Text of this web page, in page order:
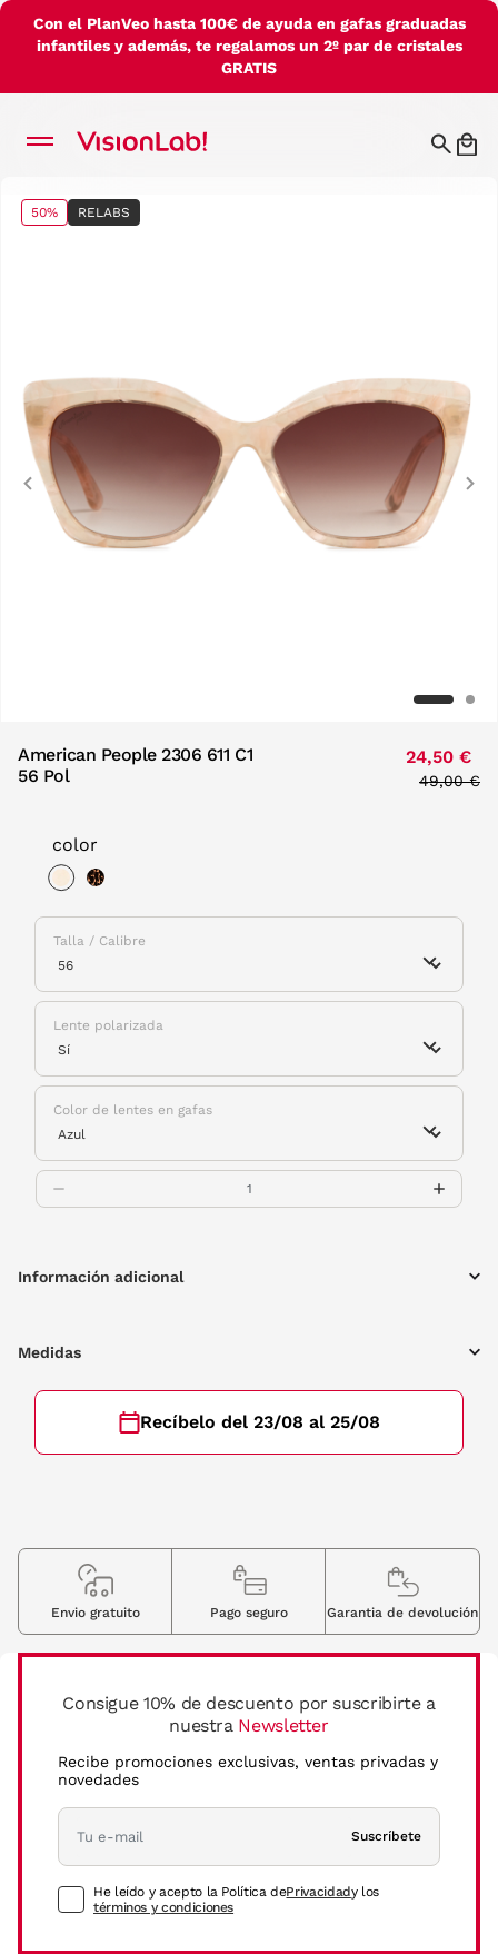
Con el PlanVeo hasta 100€ de ayuda en gafas graduadas
infantiles y además, te regalamos un 2º par de cristales
GRATIS
50% RELABS
Previous
American People 2306 611 C1
56 Pol
24,50 €
Price
49,00 €
color
Talla / Calibre
Lente polarizada
Color de lentes en gafas
Información adicional
Medidas
Recíbelo del 23/08 al 25/08
Consigue 10% de descuento por suscribirte a
nuestra Newsletter
Recibe promociones exclusivas, ventas privadas y
novedades
Suscríbete
He leído y acepto la Política dePrivacidady los
términos y condiciones
Envio gratuito Pago seguro Garantia de devolución